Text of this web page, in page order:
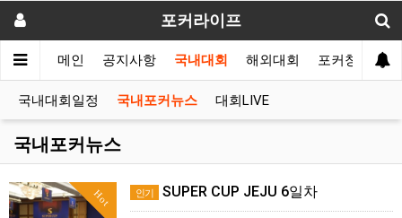
포커라이프
메인 공지사항 국내대회 해외대회 포커창고
국내대회일정 국내포커뉴스 대회LIVE
국내포커뉴스
Hot 인기 SUPER CUP JEJU 6일차